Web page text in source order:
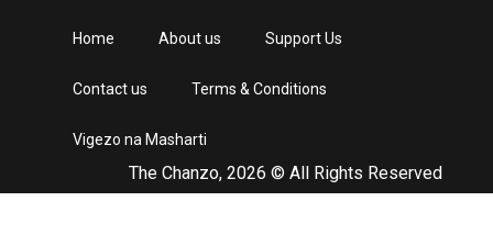
The Chanzo, 2026 © All Rights Reserved
Home About us Support Us
Contact us Terms & Conditions
Vigezo na Masharti